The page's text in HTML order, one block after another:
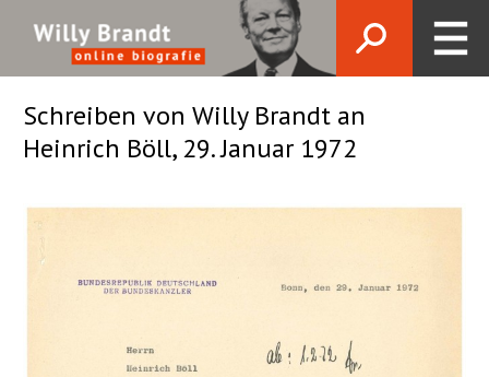
Schreiben von Willy Brandt an
Heinrich Böll, 29. Januar 1972